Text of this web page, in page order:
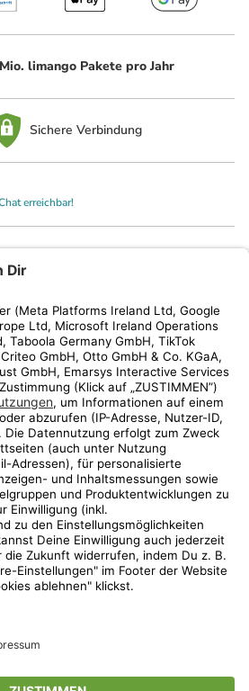
limango Pakete pro Jahr
Sichere Verbindung
erreichbar!